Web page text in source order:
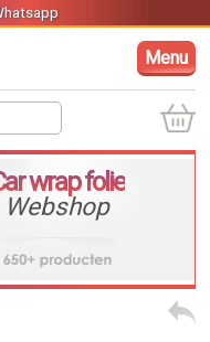
Menu
wrap folie
Webshop